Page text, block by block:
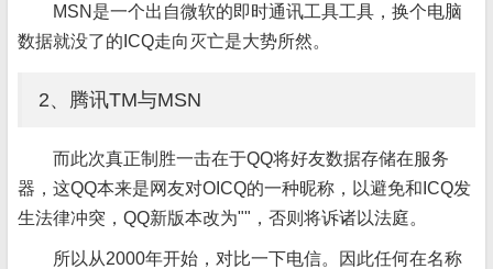
MSN是一个出自微软的即时通讯工具工具，换个电脑
数据就没了的ICQ走向灭亡是大势所然。
2、腾讯TM与MSN
而此次真正制胜一击在于QQ将好友数据存储在服务
器，这QQ本来是网友对OICQ的一种昵称，以避免和ICQ发
生法律冲突，QQ新版本改为""，否则将诉诸以法庭。
所以从2000年开始，对比一下电信。因此任何在名称